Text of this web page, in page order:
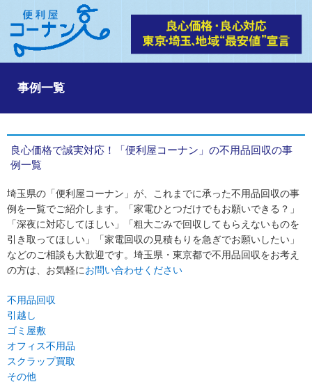
事例一覧
良心価格で誠実対応！「便利屋コーナン」の不用品回収の事
例一覧
埼玉県の「便利屋コーナン」が、これまでに承った不用品回収の事
例を一覧でご紹介します。「家電ひとつだけでもお願いできる？」
「深夜に対応してほしい」「粗大ごみで回収してもらえないものを
引き取ってほしい」「家電回収の見積もりを急ぎでお願いしたい」
などのご相談も大歓迎です。埼玉県・東京都で不用品回収をお考え
の方は、お気軽にお問い合わせください
不用品回収
引越し
ゴミ屋敷
オフィス不用品
スクラップ買取
その他